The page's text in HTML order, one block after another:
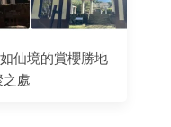
仙境的賞櫻勝地
之處